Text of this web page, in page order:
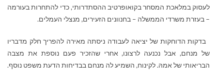
לעסוק במלאכת המסחר בקואופרטיב ההסתדרותי, כדי להתחרות בעורמה
– בעזרת משרדי הממשלה – בחנוונים הזעירים, מנצלי העמלים.
בדקות הדוחקות של יציאה לעבודה ניסתה מאירה להפריך חלק מדבריו
של מנחם, אבל נכנעה לרצונו, אחרי שהזכיר פעם נוספת את מצבה
הבריאותי של אמהּ. לקינוח, השמיע לה מנחם בבדיחות הדעת משפט נוסף.